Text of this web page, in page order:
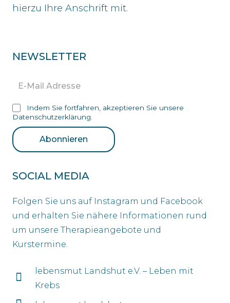
hierzu Ihre Anschrift mit.
NEWSLETTER
Indem Sie fortfahren, akzeptieren Sie unsere
Datenschutzerklärung.
SOCIAL MEDIA
Folgen Sie uns auf Instagram und Facebook
und erhalten Sie nähere Informationen rund
um unsere Therapieangebote und
Kurstermine.
lebensmut Landshut e.V. – Leben mit
Krebs